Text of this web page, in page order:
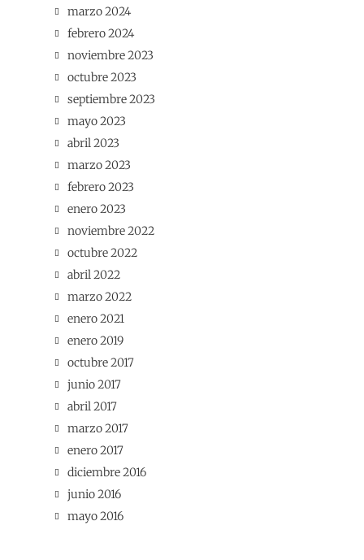
marzo 2024
febrero 2024
noviembre 2023
octubre 2023
septiembre 2023
mayo 2023
abril 2023
marzo 2023
febrero 2023
enero 2023
noviembre 2022
octubre 2022
abril 2022
marzo 2022
enero 2021
enero 2019
octubre 2017
junio 2017
abril 2017
marzo 2017
enero 2017
diciembre 2016
junio 2016
mayo 2016